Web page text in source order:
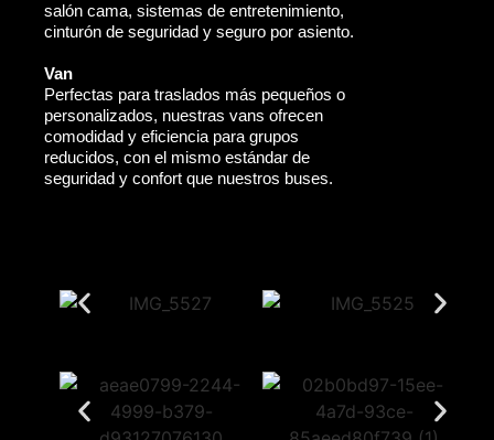
salón cama, sistemas de entretenimiento,
cinturón de seguridad y seguro por asiento.
Van
Perfectas para traslados más pequeños o
personalizados, nuestras vans ofrecen
comodidad y eficiencia para grupos
reducidos, con el mismo estándar de
seguridad y confort que nuestros buses.